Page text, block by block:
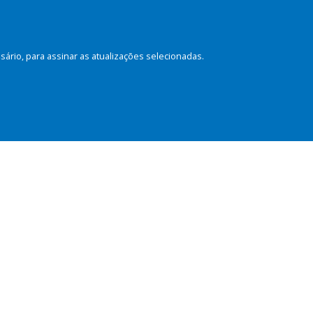
para assinar as atualizações selecionadas.